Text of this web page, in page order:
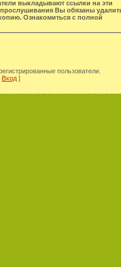
выкладывают ссылки на эти
Вы обязаны
полной
пользователи.
Вход ]